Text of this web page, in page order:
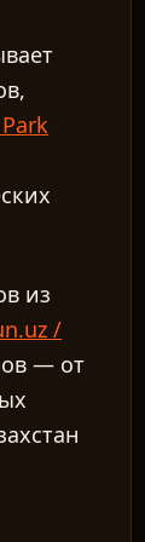
из
/
— от